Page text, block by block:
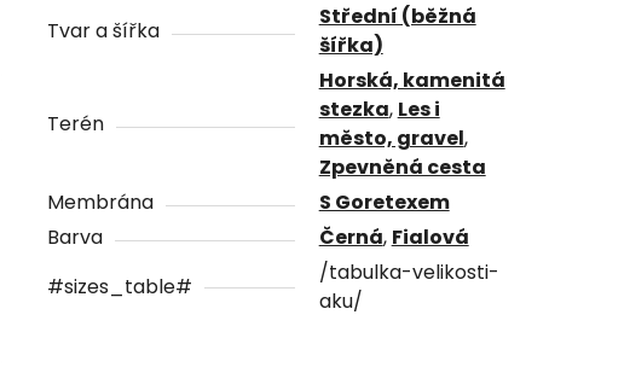
Tvar a šířka
Střední (běžná
šířka)
Terén
Horská, kamenitá
stezka, Les i
město, gravel,
Zpevněná cesta
Membrána
S Goretexem
Barva
Černá, Fialová
#sizes_table#
/tabulka-velikosti-
aku/